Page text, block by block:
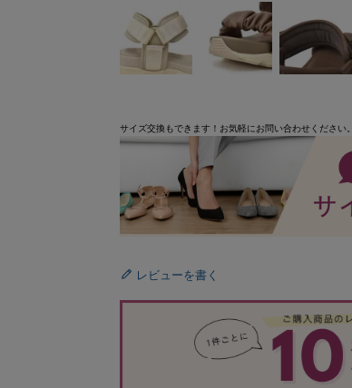
サイズ交換もできます！お気軽にお問い合わせください。
レビューを書く